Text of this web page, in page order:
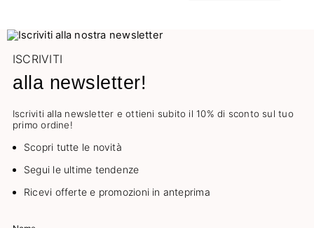
ISCRIVITI
alla newsletter!
Iscriviti alla newsletter e ottieni subito il 10% di sconto sul tuo
primo ordine!
Scopri tutte le novità
Segui le ultime tendenze
Ricevi offerte e promozioni in anteprima